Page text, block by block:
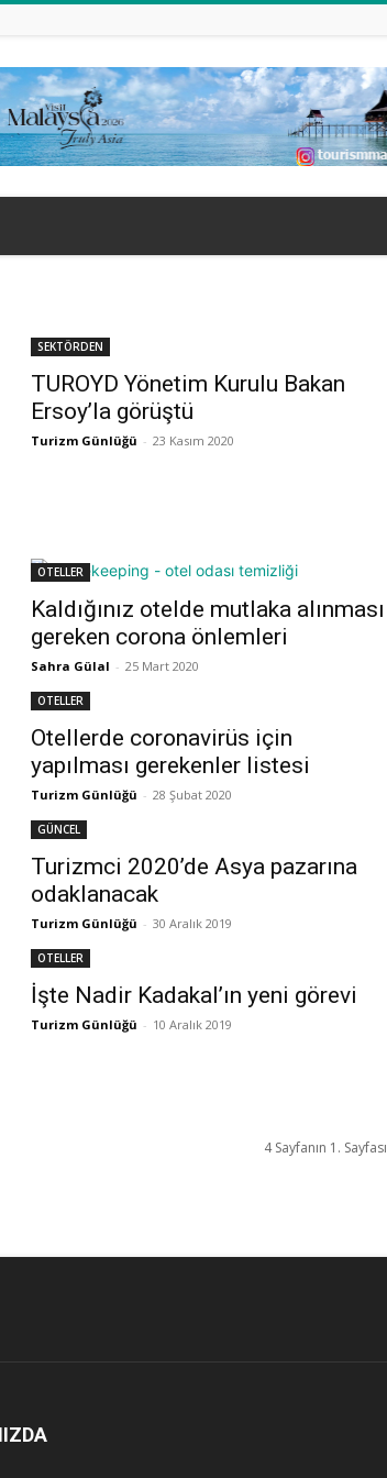
SEKTÖRDEN
TUROYD Yönetim Kurulu Bakan
Ersoy’la görüştü
Turizm Günlüğü - 23 Kasım 2020
OTELLER
Kaldığınız otelde mutlaka alınması
gereken corona önlemleri
Sahra Gülal - 25 Mart 2020
OTELLER
Otellerde coronavirüs için
yapılması gerekenler listesi
Turizm Günlüğü - 28 Şubat 2020
GÜNCEL
Turizmci 2020’de Asya pazarına
odaklanacak
Turizm Günlüğü - 30 Aralık 2019
OTELLER
İşte Nadir Kadakal’ın yeni görevi
Turizm Günlüğü - 10 Aralık 2019
4 Sayfanın 1. Sayfası